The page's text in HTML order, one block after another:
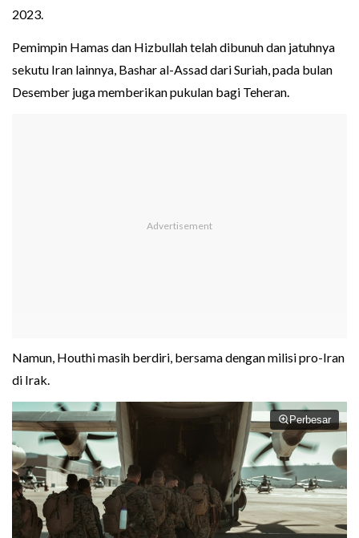
2023.
Pemimpin Hamas dan Hizbullah telah dibunuh dan jatuhnya
sekutu Iran lainnya, Bashar al-Assad dari Suriah, pada bulan
Desember juga memberikan pukulan bagi Teheran.
Namun, Houthi masih berdiri, bersama dengan milisi pro-Iran
di Irak.
Perbesar